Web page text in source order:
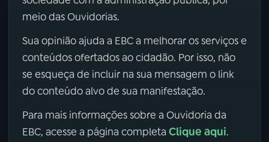
meio das Ouvidorias.
Sua opinião ajuda a EBC a melhorar os serviços e
conteúdos ofertados ao cidadão. Por isso, não
se esqueça de incluir na sua mensagem o link
do conteúdo alvo de sua manifestação.
Para mais informações sobre a Ouvidoria da
EBC, acesse a página completa Clique aqui.